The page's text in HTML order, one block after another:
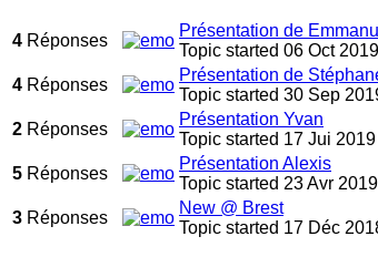
4 Réponses
Présentation de
Topic started 06 Oct
4 Réponses
Présentation de
Topic started 30 Sep
2 Réponses
Présentation Yvan
Topic started 17 Jui
5 Réponses
Présentation Alexis
Topic started 23 Avr
3 Réponses
New @ Brest
Topic started 17 Déc